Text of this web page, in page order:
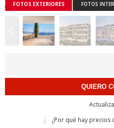
FOTOS EXTERIORES FOTOS
QUIERO
¿Por qué hay